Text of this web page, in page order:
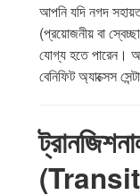
আপনি যদি নগদ
(প্রয়োজনীয় বা
যোগ্য হতে পারেন।
বেনিফিট অ্যাক্সেস